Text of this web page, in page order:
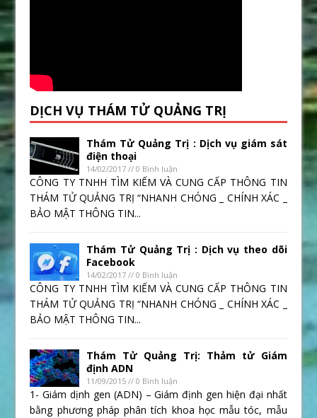
DỊCH VỤ THÁM TỬ QUẢNG TRỊ
Thám Tử Quảng Trị : Dịch vụ giám sát
điện thoại
14/02/2017 // 0 Bình luận
CÔNG TY TNHH TÌM KIẾM VÀ CUNG CẤP THÔNG TIN
THÁM TỬ QUẢNG TRỊ “NHANH CHÓNG _ CHÍNH XÁC _
BẢO MẬT THÔNG TIN...
Thám Tử Quảng Trị : Dịch vụ theo dõi
Facebook
14/02/2017 // 0 Bình luận
CÔNG TY TNHH TÌM KIẾM VÀ CUNG CẤP THÔNG TIN
THÁM TỬ QUẢNG TRỊ “NHANH CHÓNG _ CHÍNH XÁC _
BẢO MẬT THÔNG TIN...
Thám Tử Quảng Trị: Thảm tử Giám
định ADN
11/09/2015 // 0 Bình luận
1- Giám dịnh gen (ADN) – Giám định gen hiện đại nhất
bằng phương pháp phân tích khoa học mẫu tóc, mẫu